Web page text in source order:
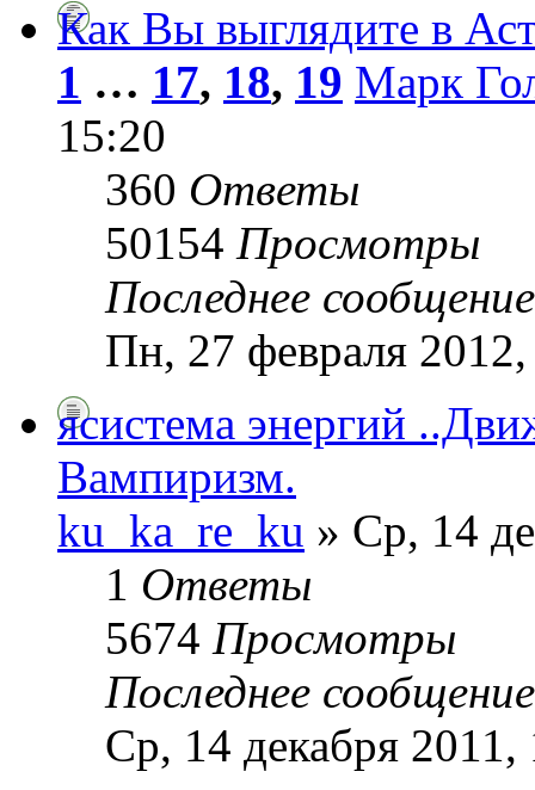
Как Вы выглядите в
1 … 17, 18, 19 Марк
15:20
360 Ответы
50154 Просмотры
Последнее
Пн, 27 февраля
ясистема энергий
Вампиризм.
ku_ka_re_ku » Ср, 14
1 Ответы
5674 Просмотры
Последнее
Ср, 14 декабря 2011,